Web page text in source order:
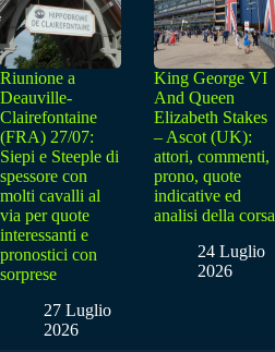
Riunione a
Deauville-
Clairefontaine
(FRA) 27/07:
Siepi e Steeple di
spessore con
molti cavalli al
via per quote
interessanti e
pronostici con
sorprese
27 Luglio
2026
King George VI
And Queen
Elizabeth Stakes
– Ascot (UK):
attori, commenti,
prono, quote
indicative ed
analisi della corsa
24 Luglio
2026